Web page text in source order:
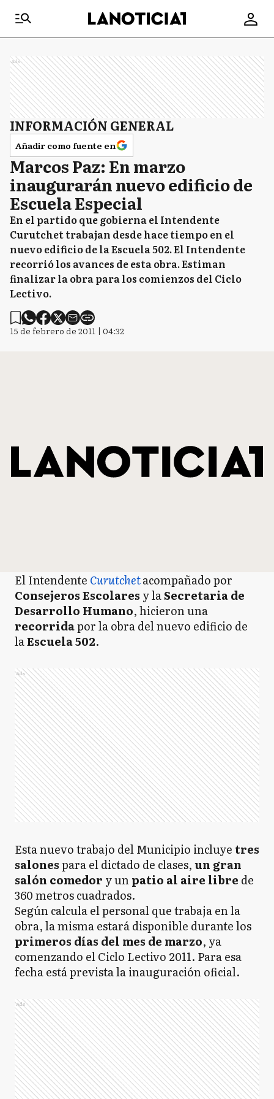
Ads
INFORMACIÓN GENERAL
Añadir como fuente en
Marcos Paz: En marzo
inaugurarán nuevo edificio de
Escuela Especial
En el partido que gobierna el Intendente
Curutchet trabajan desde hace tiempo en el
nuevo edificio de la Escuela 502. El Intendente
recorrió los avances de esta obra. Estiman
finalizar la obra para los comienzos del Ciclo
Lectivo.
15 de febrero de 2011 | 04:32
El Intendente Curutchetacompañado por
Consejeros Escolares y laSecretaria de
Desarrollo Humano, hicieron una
recorridapor la obra del nuevo edificio de
laEscuela 502.
Ads
Esta nuevo trabajo del Municipio incluye tres
salonespara el dictado de clases,un gran
salón comedor y unpatio al aire libre de
360 metros cuadrados.
Según calcula el personal que trabaja en la
obra, la misma estará disponible durante los
primeros días del mes de marzo, ya
comenzando el Ciclo Lectivo 2011. Para esa
fecha está prevista la inauguración oficial.
Ads